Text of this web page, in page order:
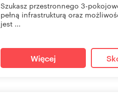
Szukasz przestronnego 3-
pełną infrastrukturą oraz
jest ...
Więcej